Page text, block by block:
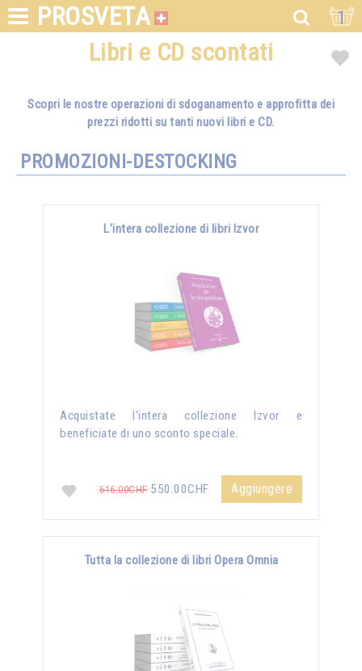
PROSVETA 1
Libri e CD scontati
Scopri le nostre operazioni di sdoganamento e approfitta dei
prezzi ridotti su tanti nuovi libri e CD.
PROMOZIONI-DESTOCKING
L'intera collezione di libri Izvor
Acquistate l'intera collezione Izvor e
beneficiate di uno sconto speciale.
616.00CHF550.00CHF Aggiungere
Tutta la collezione di libri Opera Omnia